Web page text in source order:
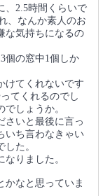
、2.5時間くらいで
、なんか素人のお
な気持ちになるの
個の窓中1個しか
けてくれないです
てくれるのでし
しょうか。
さいと最後に言っ
いち言わなきゃい
た。
りました。
かなと思っていま